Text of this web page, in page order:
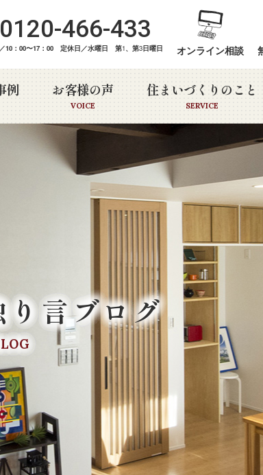
0120-466-433
10：00〜17：00 定休日／水曜日 第1 、第3日曜日 オンライン相談
例 お客様の声
VOICE
住まいづくりのこと
SERVICE
り言ブログ